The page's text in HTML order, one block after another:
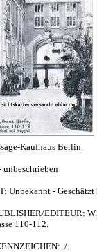
Kaufhaus Berlin.
unbeschrieben
Unbekannt - Geschätzt
EDITEUR:
110-112.
./.